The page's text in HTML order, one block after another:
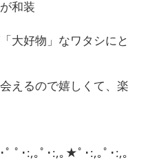
和装
大好物」なワタシにと
えるので嬉しくて、楽
ﾟ･:,｡ﾟ･:,｡★ﾟ･:,｡ﾟ･:,｡